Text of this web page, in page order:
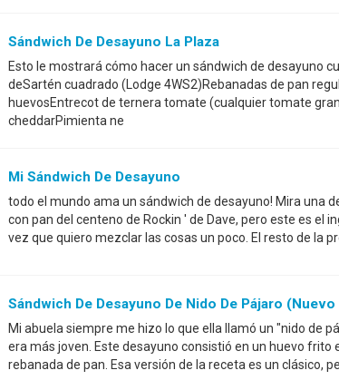
Sándwich De Desayuno La Plaza
Esto le mostrará cómo hacer un sándwich de desayuno
deSartén cuadrado (Lodge 4WS2)Rebanadas de pan
huevosEntrecot de ternera tomate (cualquier tomate
cheddarPimienta ne
Mi Sándwich De Desayuno
todo el mundo ama un sándwich de desayuno! Mira una
con pan del centeno de Rockin ' de Dave, pero este es el
vez que quiero mezclar las cosas un poco. El resto de la
Sándwich De Desayuno De Nido De Pájaro
Mi abuela siempre me hizo lo que ella llamó un "nido de
era más joven. Este desayuno consistió en un huevo frito
rebanada de pan. Esa versión de la receta es un clásico,